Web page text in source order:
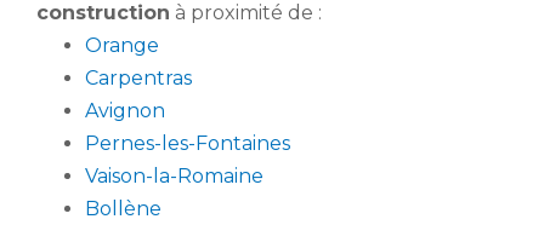
construction à proximité de :
Orange
Carpentras
Avignon
Pernes-les-Fontaines
Vaison-la-Romaine
Bollène